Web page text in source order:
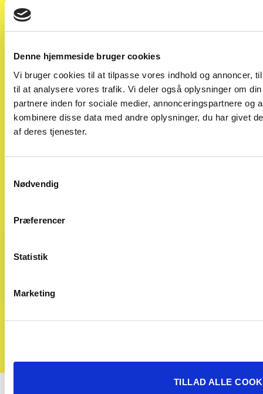
Denne hjemmeside bruger cookies
Vi bruger cookies til at tilpasse vores indhold og annoncer,
til at analysere vores trafik. Vi deler også oplysninger om
partnere inden for sociale medier, annonceringspartnere og
kombinere disse data med andre oplysninger, du har givet
af deres tjenester.
Nødvendig
Præferencer
Statistik
Marketing
TILLAD ALLE
Tilmeld dig vores nyhedsbrev
fra nye bilmodeller og ændringer i afgifter til trends i
markedet.
Vi deler også guides og indsigter fra Solgt.com, som
hjælper dig med at få mest muligt ud af din bil.
(Påkrævet)
Afmeld nyhedsbrev